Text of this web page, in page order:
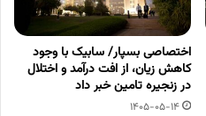
اختصاصی بسپار/ سابیک با وجود
کاهش زیان، از افت درآمد و اختلال
در زنجیره تامین خبر داد
1405-05-14